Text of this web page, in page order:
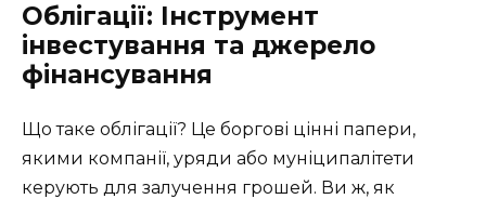
Облігації: Інструмент
інвестування та джерело
фінансування
Що таке облігації? Це боргові цінні папери,
якими компанії, уряди або муніципалітети
керують для залучення грошей. Ви ж, як